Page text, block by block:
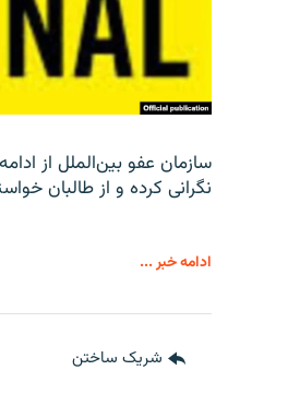
سازمان عفو بین‌الملل از
نگرانی کرده و از طالبان
ادامه خبر ...
شریک ساختن